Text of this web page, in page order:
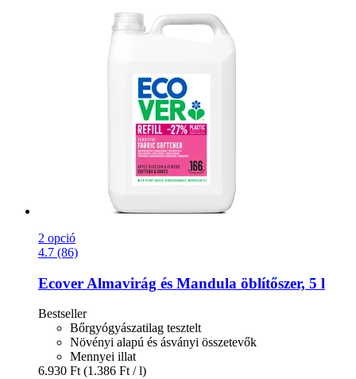
2 opció
4.7 (86)
Ecover Almavirág és Mandula öblítőszer, 5 l
Bestseller
Bőrgyógyászatilag tesztelt
Növényi alapú és ásványi összetevők
Mennyei illat
6.930 Ft (1.386 Ft / l)